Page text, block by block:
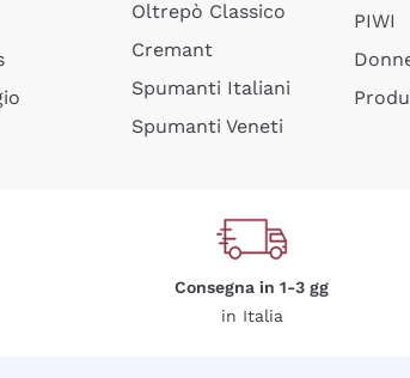
Oltrepò Classico
Cremant
Spumanti Italiani
Spumanti Veneti
PIWI
Consegna in 1-3 gg
in Italia